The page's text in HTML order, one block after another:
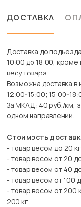
ДОСТАВКА
Доставка до
10:00 до 18:00, кроме
весу товара.
Возможна доставка в
12:00-15:00; 15:00-
За МКАД: 40 руб./км,
одном направлении.
Стоимость
- товар весом до 20
- товар весом от 20
- товар весом от 40
- товар весом от 100
- товар весом от 200
200 кг